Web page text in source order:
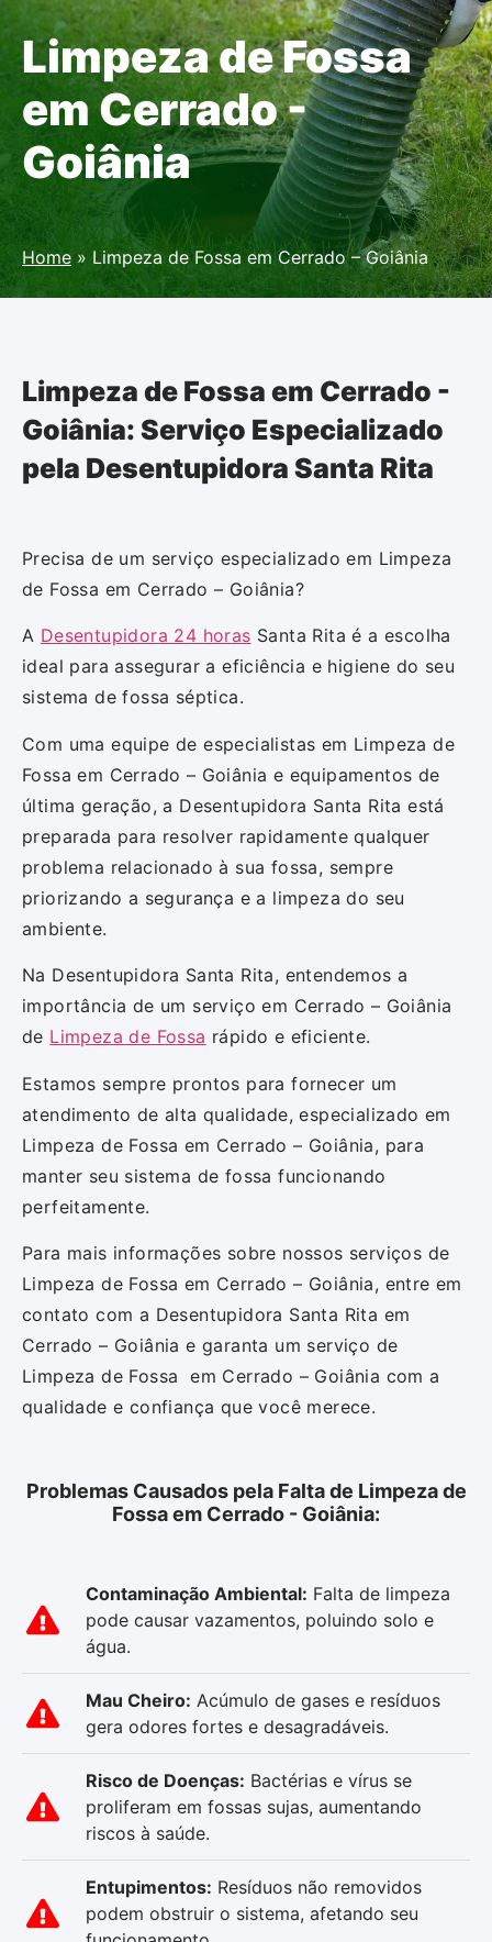
Limpeza de Fossa
em Cerrado -
Goiânia
Home »Limpeza de Fossa em Cerrado – Goiânia
Limpeza de Fossa em Cerrado -
Goiânia: Serviço Especializado
pela Desentupidora Santa Rita
Precisa de um serviço especializado em Limpeza
de Fossa em Cerrado – Goiânia?
A Desentupidora 24 horas Santa Rita é a escolha
ideal para assegurar a eficiência e higiene do seu
sistema de fossa séptica.
Com uma equipe de especialistas em Limpeza de
Fossa em Cerrado – Goiânia e equipamentos de
última geração, a Desentupidora Santa Rita está
preparada para resolver rapidamente qualquer
problema relacionado à sua fossa, sempre
priorizando a segurança e a limpeza do seu
ambiente.
Na Desentupidora Santa Rita, entendemos a
importância de um serviço em Cerrado – Goiânia
de Limpeza de Fossa rápido e eficiente.
Estamos sempre prontos para fornecer um
atendimento de alta qualidade, especializado em
Limpeza de Fossa em Cerrado – Goiânia, para
manter seu sistema de fossa funcionando
perfeitamente.
Para mais informações sobre nossos serviços de
Limpeza de Fossa em Cerrado – Goiânia, entre em
contato com a Desentupidora Santa Rita em
Cerrado – Goiânia e garanta um serviço de
Limpeza de Fossa em Cerrado – Goiânia com a
qualidade e confiança que você merece.
Problemas Causados pela Falta de Limpeza de
Fossa em Cerrado - Goiânia:
Contaminação Ambiental: Falta de limpeza
pode causar vazamentos, poluindo solo e
água.
Mau Cheiro: Acúmulo de gases e resíduos
gera odores fortes e desagradáveis.
Risco de Doenças: Bactérias e vírus se
proliferam em fossas sujas, aumentando
riscos à saúde.
Entupimentos: Resíduos não removidos
podem obstruir o sistema, afetando seu